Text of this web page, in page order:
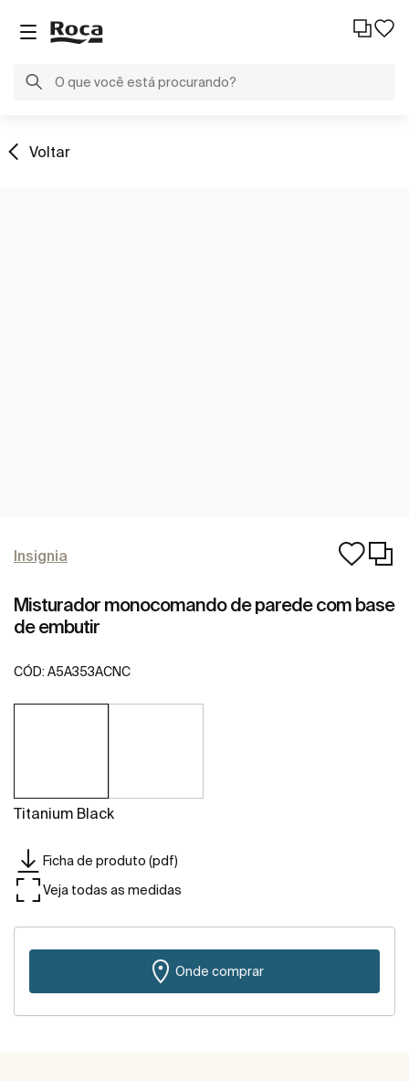
Voltar
Insignia
Misturador monocomando de parede com base
de embutir
CÓD: A5A353ACNC
Titanium Black
Ficha de produto (pdf)
Veja todas as medidas
Onde comprar